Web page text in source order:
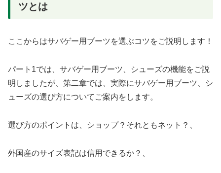
ツとは
ここからはサバゲー用ブーツを選ぶコツをご説明します！
パート1では、サバゲー用ブーツ、シューズの機能をご説
明しましたが、第二章では、実際にサバゲー用ブーツ、シ
ューズの選び方についてご案内をします。
選び方のポイントは、ショップ？それともネット？、
外国産のサイズ表記は信用できるか？、